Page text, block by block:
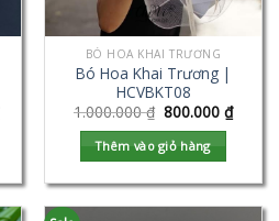
BÓ HOA KHAI TRƯƠNG
Bó Hoa Khai Trương |
HCVBKT08
1.000.000₫ 800.000₫
Thêm vào giỏ hàng